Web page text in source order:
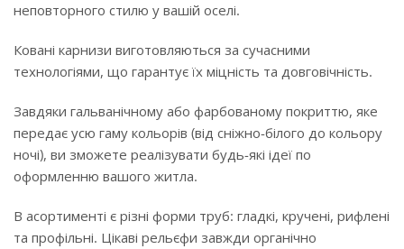
неповторного стилю у вашій оселі.
Ковані карнизи виготовляються за сучасними
технологіями, що гарантує їх міцність та довговічність.
Завдяки гальванічному або фарбованому покриттю, яке
передає усю гаму кольорів (від сніжно-білого до кольору
ночі), ви зможете реалізувати будь-які ідеї по
оформленню вашого житла.
В асортименті є різні форми труб: гладкі, кручені, рифлені
та профільні. Цікаві рельєфи завжди органічно